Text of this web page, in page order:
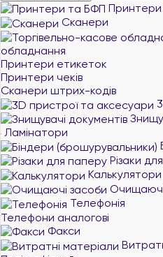
Сканери
обладнання
Принтери етикеток
Принтери чеків
Сканери штрих-кодів
Ламінатори
Різаки
Калькулятори
Телефонія
Телефони аналогові
Факси